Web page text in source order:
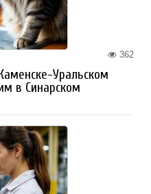
362
Уральском
в Синарском